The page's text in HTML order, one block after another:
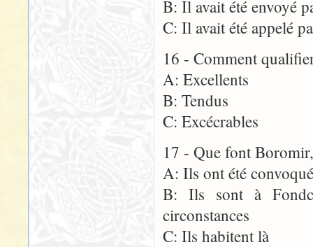
B: Il avait été envoyé
C: Il avait été appelé
16 - Comment
A: Excellents
B: Tendus
C: Excécrables
17 - Que font
A: Ils ont été
B: Ils sont à
circonstances
C: Ils habitent là